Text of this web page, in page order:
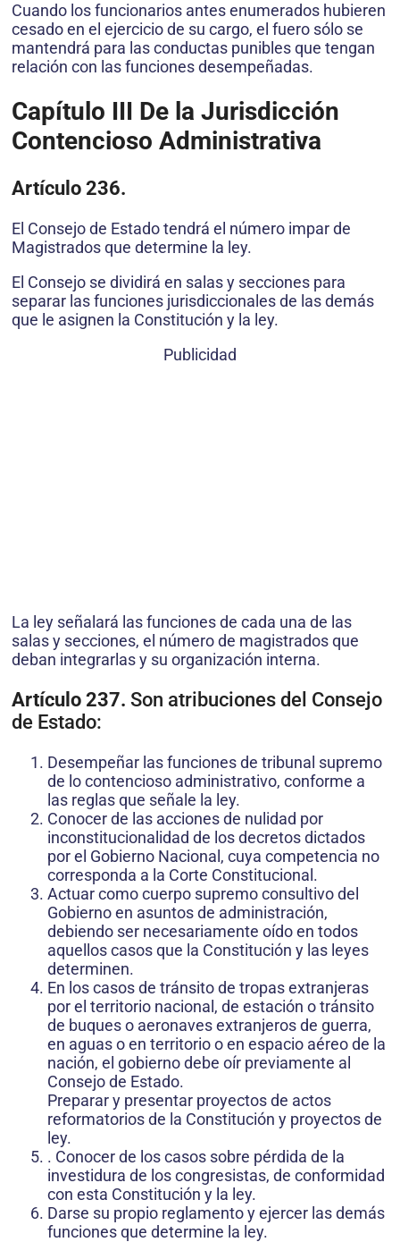
Cuando los funcionarios antes enumerados hubieren
cesado en el ejercicio de su cargo, el fuero sólo se
mantendrá para las conductas punibles que tengan
relación con las funciones desempeñadas.
Capítulo III De la Jurisdicción
Contencioso Administrativa
Artículo 236.
El Consejo de Estado tendrá el número impar de
Magistrados que determine la ley.
El Consejo se dividirá en salas y secciones para
separar las funciones jurisdiccionales de las demás
que le asignen la Constitución y la ley.
Publicidad
La ley señalará las funciones de cada una de las
salas y secciones, el número de magistrados que
deban integrarlas y su organización interna.
Artículo 237. Son atribuciones del Consejo
de Estado:
Desempeñar las funciones de tribunal supremo
de lo contencioso administrativo, conforme a
las reglas que señale la ley.
Conocer de las acciones de nulidad por
inconstitucionalidad de los decretos dictados
por el Gobierno Nacional, cuya competencia no
corresponda a la Corte Constitucional.
Actuar como cuerpo supremo consultivo del
Gobierno en asuntos de administración,
debiendo ser necesariamente oído en todos
aquellos casos que la Constitución y las leyes
determinen.
En los casos de tránsito de tropas extranjeras
por el territorio nacional, de estación o tránsito
de buques o aeronaves extranjeros de guerra,
en aguas o en territorio o en espacio aéreo de la
nación, el gobierno debe oír previamente al
Consejo de Estado.
Preparar y presentar proyectos de actos
reformatorios de la Constitución y proyectos de
ley.
. Conocer de los casos sobre pérdida de la
investidura de los congresistas, de conformidad
con esta Constitución y la ley.
Darse su propio reglamento y ejercer las demás
funciones que determine la ley.